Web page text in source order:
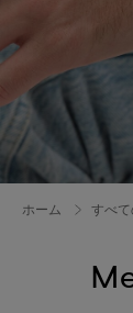
ホーム すべて